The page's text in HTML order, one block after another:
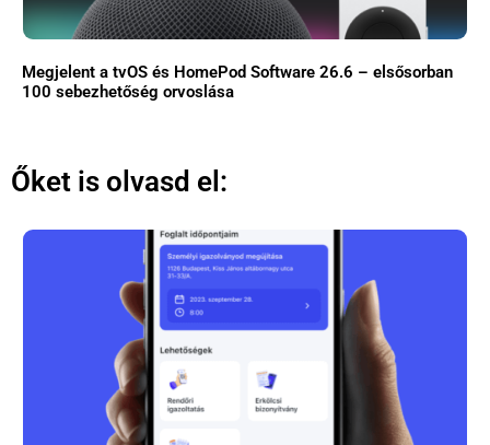
Megjelent a tvOS és HomePod Software 26.6 – elsősorban
100 sebezhetőség orvoslása
Őket is olvasd el: